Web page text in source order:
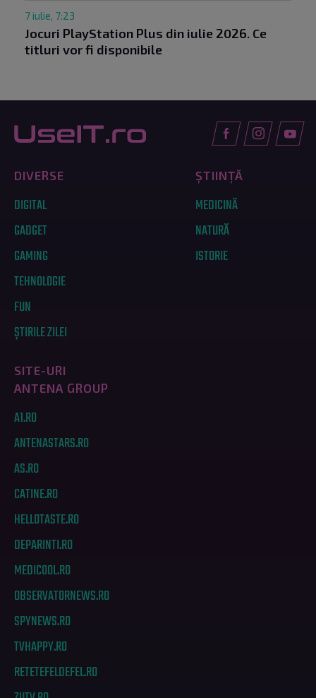
7 iulie, 7:23
Jocuri PlayStation Plus din iulie 2026. Ce
titluri vor fi disponibile
DIVERSE
DIGITAL
GADGET
GAMING
TEHNOLOGIE
FUN
ȘTIRILE ZILEI
ȘTIINȚĂ
MEDICINĂ
NATURĂ
ISTORIE
SITE-URI
ANTENA GROUP
A1.RO
ANTENASTARS.RO
AS.RO
CATINE.RO
HELLOTASTE.RO
DEPARINTI.RO
MEDICOOL.RO
OBSERVATORNEWS.RO
SPYNEWS.RO
TVHAPPY.RO
RETETEFELDEFEL.RO